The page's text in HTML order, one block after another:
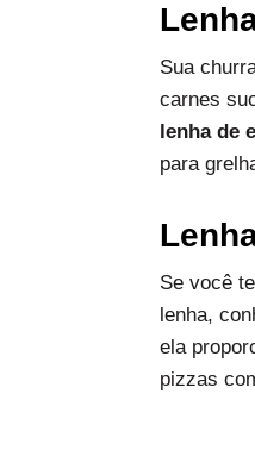
Sua
carnes
lenha de
para
Se você
lenha,
ela
pizzas